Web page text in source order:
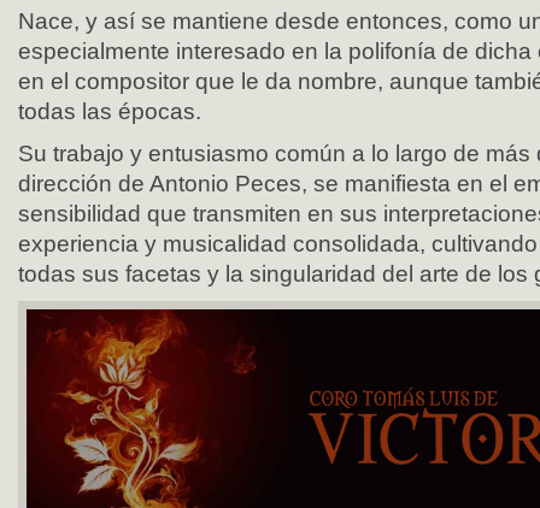
Nace, y así se mantiene desde entonces, como
especialmente interesado en la polifonía de
en el compositor que le da nombre, aunque
todas las épocas.
Su trabajo y entusiasmo común a lo largo de
dirección de Antonio Peces, se manifiesta en el
sensibilidad que transmiten en sus
experiencia y musicalidad consolidada,
todas sus facetas y la singularidad del arte de los